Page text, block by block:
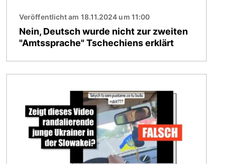
Veröffentlicht am 18.11.2024 um 11:00
Nein, Deutsch wurde nicht zur zweiten
"Amtssprache" Tschechiens erklärt